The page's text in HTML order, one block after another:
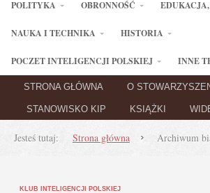
POLITYKA OBRONNOŚĆ
NAUKA I TECHNIKA HISTORIA
POCZET INTELIGENCJI POLSKIEJ INNE
STRONA GŁÓWNA O
STANOWISKO KIP KSIĄŻKI
Jesteś tutaj: Strona główna Archiwum
KLUB INTELIGENCJI POLSKIEJ